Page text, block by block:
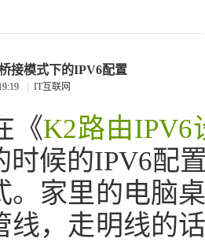
接模式下的IPV6配置
IT互联网
K2路由IPV6
时候的IPV6配
。家里的电脑
线，走明线的